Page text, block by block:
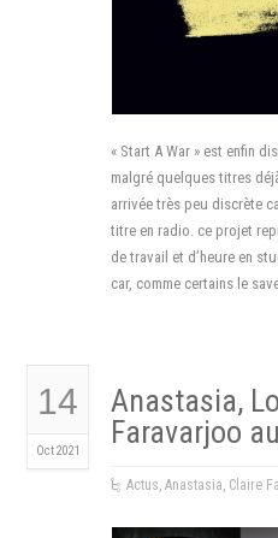
« Start A War » est enfin
malgré quelques titres
arrivée très peu discrète
titre en radio. ce projet
de travail et d’heure en
car, comme certains le
14
Oct 2021
Anastasia,
Faravarjoo
Actus,Anastasia, Claire